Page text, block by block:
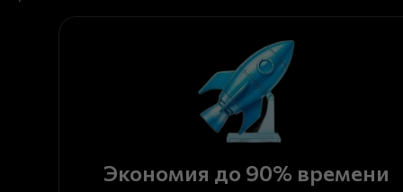
Экономия до 90% времени